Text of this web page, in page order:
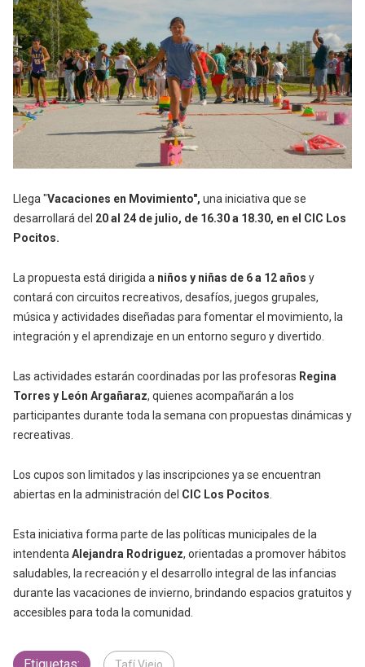
Llega "Vacaciones en Movimiento", una iniciativa que se
desarrollará del 20 al 24 de julio, de 16.30 a 18.30, en el CIC Los
Pocitos.
La propuesta está dirigida a niños y niñas de 6 a 12 años y
contará con circuitos recreativos, desafíos, juegos grupales,
música y actividades diseñadas para fomentar el movimiento, la
integración y el aprendizaje en un entorno seguro y divertido.
Las actividades estarán coordinadas por las profesoras Regina
Torres y León Argañaraz, quienes acompañarán a los
participantes durante toda la semana con propuestas dinámicas y
recreativas.
Los cupos son limitados y las inscripciones ya se encuentran
abiertas en la administración del CIC Los Pocitos.
Esta iniciativa forma parte de las políticas municipales de la
intendentaAlejandra Rodriguez, orientadas a promover hábitos
saludables, la recreación y el desarrollo integral de las infancias
durante las vacaciones de invierno, brindando espacios gratuitos y
accesibles para toda la comunidad.